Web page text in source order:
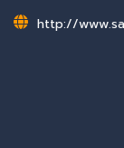
http://